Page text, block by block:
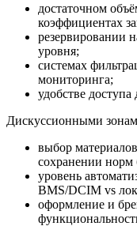
достаточном
коэффициентах
резервировании
уровня;
системах
мониторинга;
удобстве
Дискуссионными
выбор
сохранении норм
уровень
BMS/DCIM vs
оформление и